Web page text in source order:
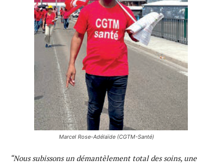
Marcel Rose-Adélaïde (CGTM-Santé)
“Nous subissons un démantèlement total des soins, une